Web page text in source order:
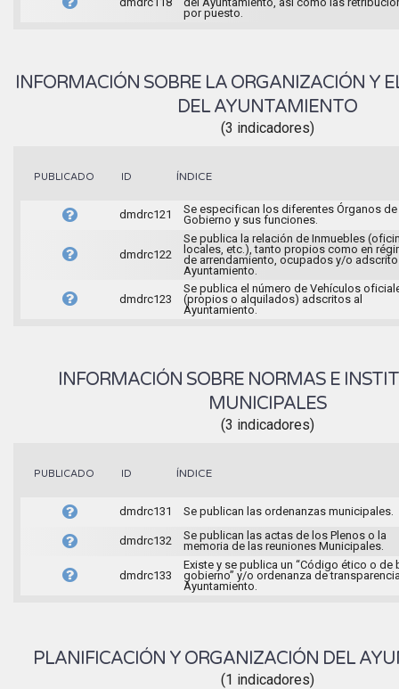
por puesto.
INFORMACIÓN SOBRE LA ORGANIZACIÓN Y
DEL AYUNTAMIENTO
(3 indicadores)
PUBLICADO ID ÍNDICE
dmdrc121
Se especifican los diferentes Órganos de
Gobierno y sus funciones.
dmdrc122
Se publica la relación de Inmuebles
locales, etc.), tanto propios como en
de arrendamiento, ocupados y/o
Ayuntamiento.
dmdrc123
Se publica el número de Vehículos
(propios o alquilados) adscritos al
Ayuntamiento.
INFORMACIÓN SOBRE NORMAS E
MUNICIPALES
(3 indicadores)
PUBLICADO ID ÍNDICE
dmdrc131 Se publican las ordenanzas municipales.
dmdrc132
Se publican las actas de los Plenos o la
memoria de las reuniones Municipales.
dmdrc133
Existe y se publica un “Código ético o de
gobierno” y/o ordenanza de
Ayuntamiento.
PLANIFICACIÓN Y ORGANIZACIÓN DEL
(1 indicadores)